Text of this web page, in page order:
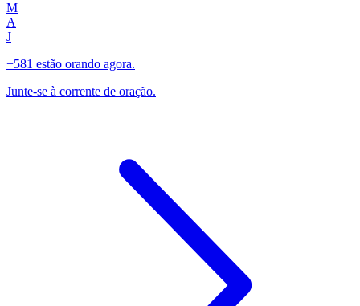
M
A
J
+581 estão orando agora.
Junte-se à corrente de oração.